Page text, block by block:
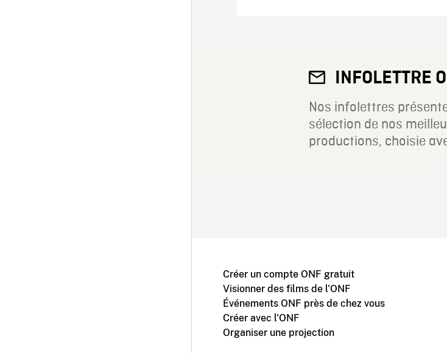
INFOLETTRE
Nos infolettres
sélection de nos
productions, choisie
Créer un compte ONF gratuit
Visionner des films de l'ONF
Événements ONF près de chez vous
Créer avec l'ONF
Organiser une projection